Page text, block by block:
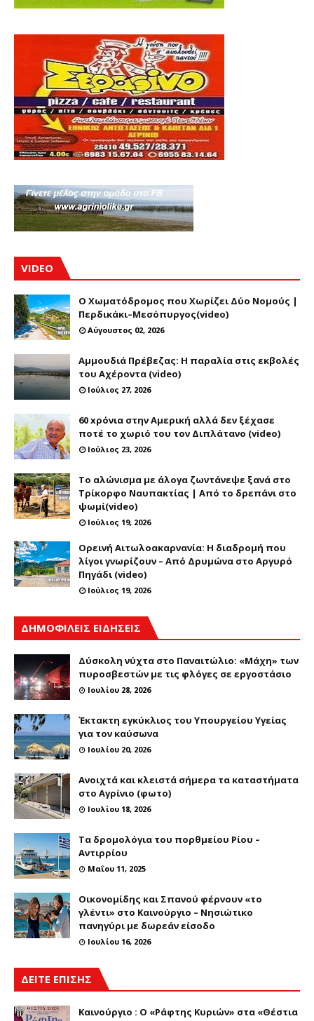
VIDEO
Ο Χωματόδρομος που Χωρίζει Δύο Νομούς |
Περδικάκι–Μεσόπυργος(video)
Αύγουστος 02, 2026
Αμμουδιά Πρέβεζας: Η παραλία στις εκβολές
του Αχέροντα (video)
Ιούλιος 27, 2026
60 xρόνια στην Αμερική αλλά δεν ξέχασε
ποτέ το χωριό του τον Διπλάτανο (video)
Ιούλιος 23, 2026
Το αλώνισμα με άλογα ζωντάνεψε ξανά στο
Τρίκορφο Ναυπακτίας | Από το δρεπάνι στο
ψωμί(video)
Ιούλιος 19, 2026
Ορεινή Αιτωλοακαρνανία: Η διαδρομή που
λίγοι γνωρίζουν – Από Δρυμώνα στο Αργυρό
Πηγάδι (video)
Ιούλιος 19, 2026
ΔΗΜΟΦΙΛΕΙΣ ΕΙΔΗΣΕΙΣ
Δύσκολη νύχτα στο Παναιτώλιο: «Μάχη» των
πυροσβεστών με τις φλόγες σε εργοστάσιο
Ιουλίου 28, 2026
Έκτακτη εγκύκλιος του Υπουργείου Υγείας
για τον καύσωνα
Ιουλίου 20, 2026
Ανοιχτά και κλειστά σήμερα τα καταστήματα
στο Αγρίνιο (φωτο)
Ιουλίου 18, 2026
Τα δρομολόγια του πορθμείου Ρίου –
Αντιρρίου
Μαΐου 11, 2025
Οικονομίδης και Σπανού φέρνουν «το
γλέντι» στο Καινούργιο – Νησιώτικο
πανηγύρι με δωρεάν είσοδο
Ιουλίου 16, 2026
ΔΕΙΤΕ ΕΠΙΣΗΣ
Καινούργιο : Ο «Ράφτης Κυριών» στα «Θέστια